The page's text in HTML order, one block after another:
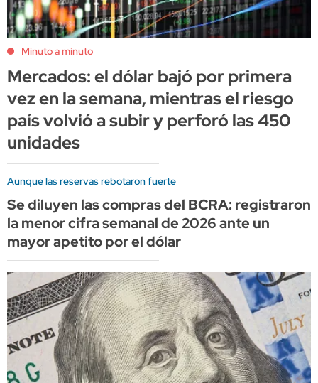
Minuto a minuto
Mercados: el dólar bajó por primera
vez en la semana, mientras el riesgo
país volvió a subir y perforó las 450
unidades
Aunque las reservas rebotaron fuerte
Se diluyen las compras del BCRA: registraron
la menor cifra semanal de 2026 ante un
mayor apetito por el dólar